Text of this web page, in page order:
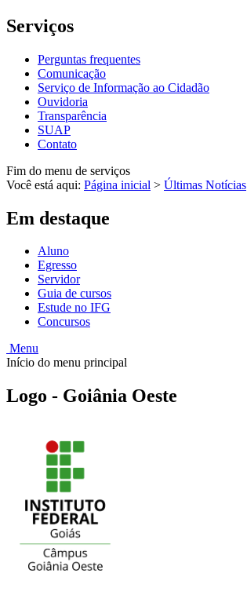
Serviços
Perguntas frequentes
Comunicação
Serviço de Informação ao Cidadão
Ouvidoria
Transparência
SUAP
Contato
Fim do menu de serviços
Você está aqui: Página inicial > Últimas Notícias
Em destaque
Aluno
Egresso
Servidor
Guia de cursos
Estude no IFG
Concursos
Menu
Início do menu principal
Logo - Goiânia Oeste